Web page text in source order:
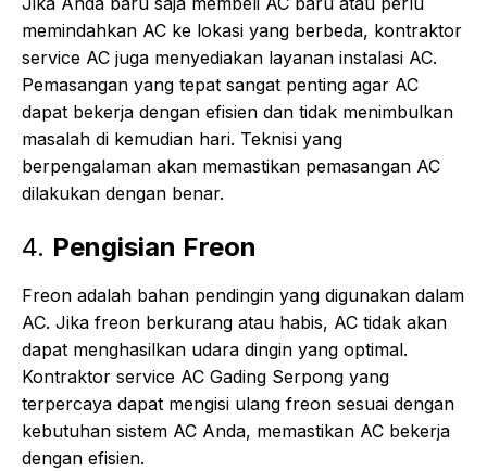
memindahkan AC ke lokasi yang berbeda, kontraktor
service AC juga menyediakan layanan instalasi AC.
Pemasangan yang tepat sangat penting agar AC
dapat bekerja dengan efisien dan tidak menimbulkan
masalah di kemudian hari. Teknisi yang
berpengalaman akan memastikan pemasangan AC
dilakukan dengan benar.
4. Pengisian Freon
Freon adalah bahan pendingin yang digunakan dalam
AC. Jika freon berkurang atau habis, AC tidak akan
dapat menghasilkan udara dingin yang optimal.
Kontraktor service AC Gading Serpong yang
terpercaya dapat mengisi ulang freon sesuai dengan
kebutuhan sistem AC Anda, memastikan AC bekerja
dengan efisien.